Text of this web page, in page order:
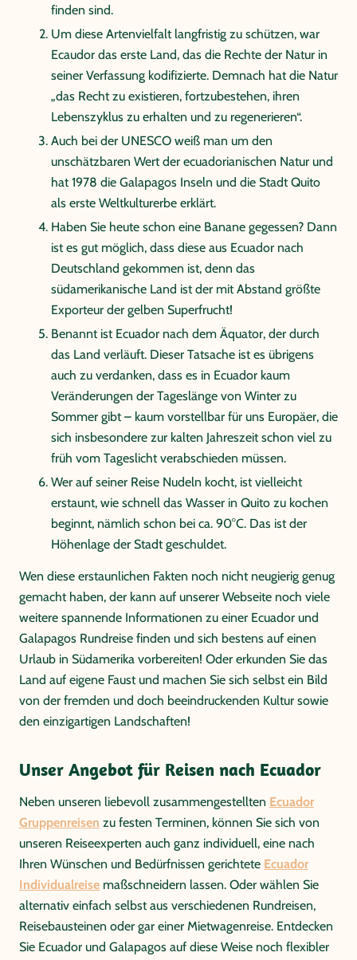
finden sind.
Um diese Artenvielfalt langfristig zu schützen, war
Ecaudor das erste Land, das die Rechte der Natur in
seiner Verfassung kodifizierte. Demnach hat die Natur
„das Recht zu existieren, fortzubestehen, ihren
Lebenszyklus zu erhalten und zu regenerieren“.
Auch bei der UNESCO weiß man um den
unschätzbaren Wert der ecuadorianischen Natur und
hat 1978 die Galapagos Inseln und die Stadt Quito
als erste Weltkulturerbe erklärt.
Haben Sie heute schon eine Banane gegessen? Dann
ist es gut möglich, dass diese aus Ecuador nach
Deutschland gekommen ist, denn das
südamerikanische Land ist der mit Abstand größte
Exporteur der gelben Superfrucht!
Benannt ist Ecuador nach dem Äquator, der durch
das Land verläuft. Dieser Tatsache ist es übrigens
auch zu verdanken, dass es in Ecuador kaum
Veränderungen der Tageslänge von Winter zu
Sommer gibt – kaum vorstellbar für uns Europäer, die
sich insbesondere zur kalten Jahreszeit schon viel zu
früh vom Tageslicht verabschieden müssen.
Wer auf seiner Reise Nudeln kocht, ist vielleicht
erstaunt, wie schnell das Wasser in Quito zu kochen
beginnt, nämlich schon bei ca. 90°C. Das ist der
Höhenlage der Stadt geschuldet.
Wen diese erstaunlichen Fakten noch nicht neugierig genug
gemacht haben, der kann auf unserer Webseite noch viele
weitere spannende Informationen zu einer Ecuador und
Galapagos Rundreise finden und sich bestens auf einen
Urlaub in Südamerika vorbereiten! Oder erkunden Sie das
Land auf eigene Faust und machen Sie sich selbst ein Bild
von der fremden und doch beeindruckenden Kultur sowie
den einzigartigen Landschaften!
Unser Angebot für Reisen nach Ecuador
Neben unseren liebevoll zusammengestellten Ecuador
Gruppenreisen zu festen Terminen, können Sie sich von
unseren Reiseexperten auch ganz individuell, eine nach
Ihren Wünschen und Bedürfnissen gerichtete Ecuador
Individualreise maßschneidern lassen. Oder wählen Sie
alternativ einfach selbst aus verschiedenen Rundreisen,
Reisebausteinen oder gar einer Mietwagenreise. Entdecken
Sie Ecuador und Galapagos auf diese Weise noch flexibler